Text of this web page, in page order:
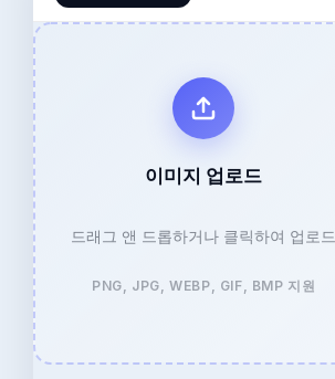
이미지 업로드
드래그 앤 드롭하거나 클릭하여 업로드
PNG, JPG, WEBP, GIF, BMP 지원